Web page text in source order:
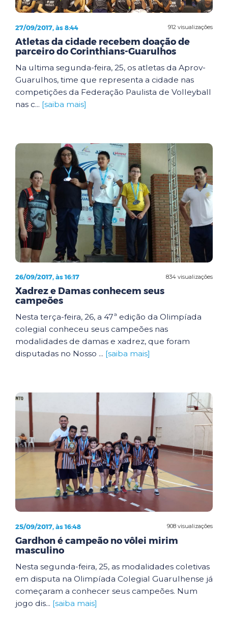
912 visualizações
27/09/2017, às 8:44
Atletas da cidade recebem doação de
parceiro do Corinthians-Guarulhos
Na ultima segunda-feira, 25, os atletas da Aprov-
Guarulhos, time que representa a cidade nas
competições da Federação Paulista de Volleyball
nas c... [saiba mais]
834 visualizações
26/09/2017, às 16:17
Xadrez e Damas conhecem seus
campeões
Nesta terça-feira, 26, a 47ª edição da Olimpíada
colegial conheceu seus campeões nas
modalidades de damas e xadrez, que foram
disputadas no Nosso ... [saiba mais]
908 visualizações
25/09/2017, às 16:48
Gardhon é campeão no vôlei mirim
masculino
Nesta segunda-feira, 25, as modalidades coletivas
em disputa na Olimpíada Colegial Guarulhense já
começaram a conhecer seus campeões. Num
jogo dis... [saiba mais]